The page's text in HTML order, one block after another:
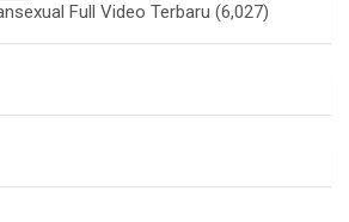
Full Video Terbaru (6,027)